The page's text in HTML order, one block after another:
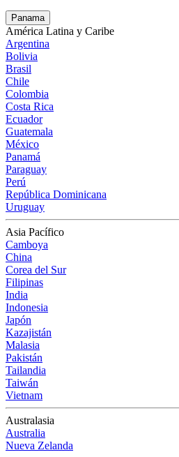
Panama
América Latina y Caribe
Argentina
Bolivia
Brasil
Chile
Colombia
Costa Rica
Ecuador
Guatemala
México
Panamá
Paraguay
Perú
República Dominicana
Uruguay
Asia Pacífico
Camboya
China
Corea del Sur
Filipinas
India
Indonesia
Japón
Kazajistán
Malasia
Pakistán
Tailandia
Taiwán
Vietnam
Australasia
Australia
Nueva Zelanda